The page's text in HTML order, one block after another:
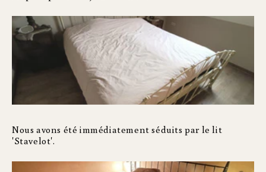
Nous avons été immédiatement séduits par le lit
'Stavelot'.